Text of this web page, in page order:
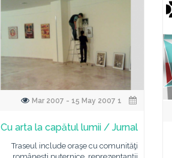
Cu arta la capătul lumii / Jurnal
Traseul include oraşe cu comunităţi